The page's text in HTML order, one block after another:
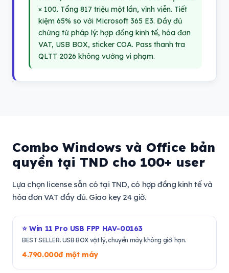
× 100. Tổng 817 triệu một lần, vĩnh viễn. Tiết
kiệm 65% so với Microsoft 365 E3. Đầy đủ
chứng từ pháp lý: hợp đồng kinh tế, hóa đơn
VAT, USB BOX, sticker COA. Pass thanh tra
QLTT 2026 không vướng vi phạm.
Combo Windows và Office bản
quyền tại TND cho 100+ user
Lựa chọn license sẵn có tại TND, có hợp đồng kinh tế và
hóa đơn VAT đầy đủ. Giao key 24 giờ.
⭐ Win 11 Pro USB FPP HAV-00163
BEST SELLER. USB BOX vật lý, chuyển máy không giới hạn.
4.790.000đ một máy